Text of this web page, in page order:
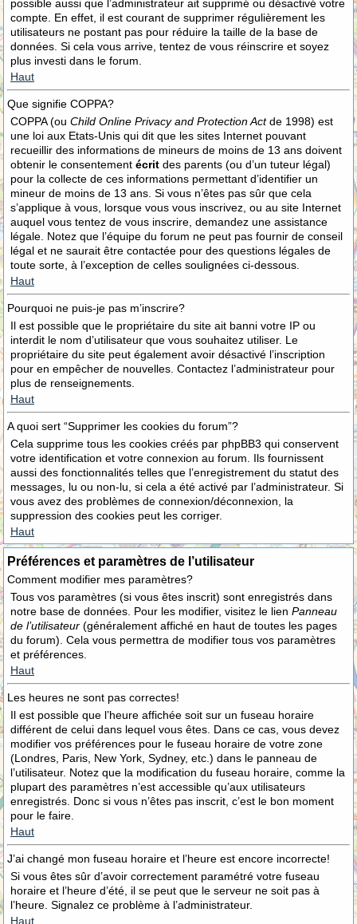
possible aussi que l’administrateur ait supprimé ou désactivé votre
compte. En effet, il est courant de supprimer régulièrement les
utilisateurs ne postant pas pour réduire la taille de la base de
données. Si cela vous arrive, tentez de vous réinscrire et soyez
plus investi dans le forum.
Haut
Que signifie COPPA?
COPPA (ou Child Online Privacy and Protection Actde 1998) est
une loi aux Etats-Unis qui dit que les sites Internet pouvant
recueillir des informations de mineurs de moins de 13 ans doivent
obtenir le consentement écrit des parents (ou d’un tuteur légal)
pour la collecte de ces informations permettant d’identifier un
mineur de moins de 13 ans. Si vous n’êtes pas sûr que cela
s’applique à vous, lorsque vous vous inscrivez, ou au site Internet
auquel vous tentez de vous inscrire, demandez une assistance
légale. Notez que l’équipe du forum ne peut pas fournir de conseil
légal et ne saurait être contactée pour des questions légales de
toute sorte, à l’exception de celles soulignées ci-dessous.
Haut
Pourquoi ne puis-je pas m’inscrire?
Il est possible que le propriétaire du site ait banni votre IP ou
interdit le nom d’utilisateur que vous souhaitez utiliser. Le
propriétaire du site peut également avoir désactivé l’inscription
pour en empêcher de nouvelles. Contactez l’administrateur pour
plus de renseignements.
Haut
A quoi sert “Supprimer les cookies du forum”?
Cela supprime tous les cookies créés par phpBB3 qui conservent
votre identification et votre connexion au forum. Ils fournissent
aussi des fonctionnalités telles que l’enregistrement du statut des
messages, lu ou non-lu, si cela a été activé par l’administrateur. Si
vous avez des problèmes de connexion/déconnexion, la
suppression des cookies peut les corriger.
Haut
Préférences et paramètres de l’utilisateur
Comment modifier mes paramètres?
Tous vos paramètres (si vous êtes inscrit) sont enregistrés dans
notre base de données. Pour les modifier, visitez le lien Panneau
de l’utilisateur (généralement affiché en haut de toutes les pages
du forum). Cela vous permettra de modifier tous vos paramètres
et préférences.
Haut
Les heures ne sont pas correctes!
Il est possible que l’heure affichée soit sur un fuseau horaire
différent de celui dans lequel vous êtes. Dans ce cas, vous devez
modifier vos préférences pour le fuseau horaire de votre zone
(Londres, Paris, New York, Sydney, etc.) dans le panneau de
l’utilisateur. Notez que la modification du fuseau horaire, comme la
plupart des paramètres n’est accessible qu’aux utilisateurs
enregistrés. Donc si vous n’êtes pas inscrit, c’est le bon moment
pour le faire.
Haut
J’ai changé mon fuseau horaire et l’heure est encore incorrecte!
Si vous êtes sûr d’avoir correctement paramétré votre fuseau
horaire et l’heure d’été, il se peut que le serveur ne soit pas à
l’heure. Signalez ce problème à l’administrateur.
Haut